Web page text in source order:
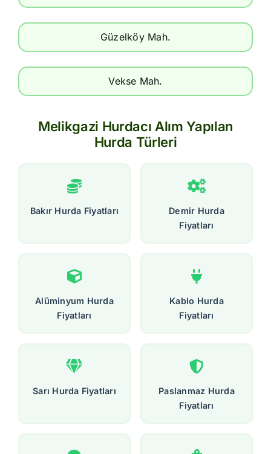
Güzelköy Mah.
Vekse Mah.
Melikgazi Hurdacı Alım Yapılan
Hurda Türleri
Bakır Hurda Fiyatları
Demir Hurda
Fiyatları
Alüminyum Hurda
Fiyatları
Kablo Hurda
Fiyatları
Sarı Hurda Fiyatları
Paslanmaz Hurda
Fiyatları